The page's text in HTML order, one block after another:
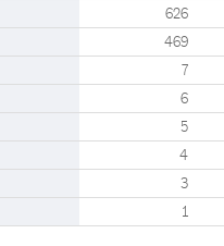
626
469
7
6
5
4
3
1